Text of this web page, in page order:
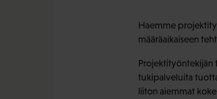
Haemme
määräaikaiseen
Projektityöntekijän
tukipalveluita
liiton aiemmat